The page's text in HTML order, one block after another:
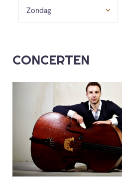
Zondag
CONCERTEN